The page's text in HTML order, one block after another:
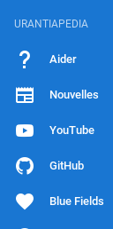
URANTIAPEDIA
Aider
Nouvelles
YouTube
GitHub
Blue Fields